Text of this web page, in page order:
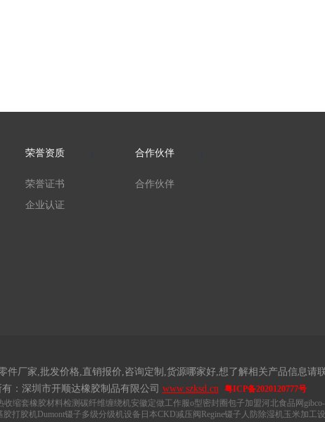
荣誉资质
荣誉证书
企业认证
合作伙伴
合作伙伴
件厂家,批发价格,直销报价,咨询定制,货源哪家好,想了解相关产品信息请
有：深圳市开顺达橡胶制品有限公司 www.szksd.cn
粤ICP备2020120777号
收缩套橡胶材料检测 碳纤维缠绕机安徽定做工作服o型密封圈包子加盟河北食品网
胶打胶机 Dumont镊子多级分级机设备 日本CKD减压阀 Regine镊子 人防除湿机玉米加工